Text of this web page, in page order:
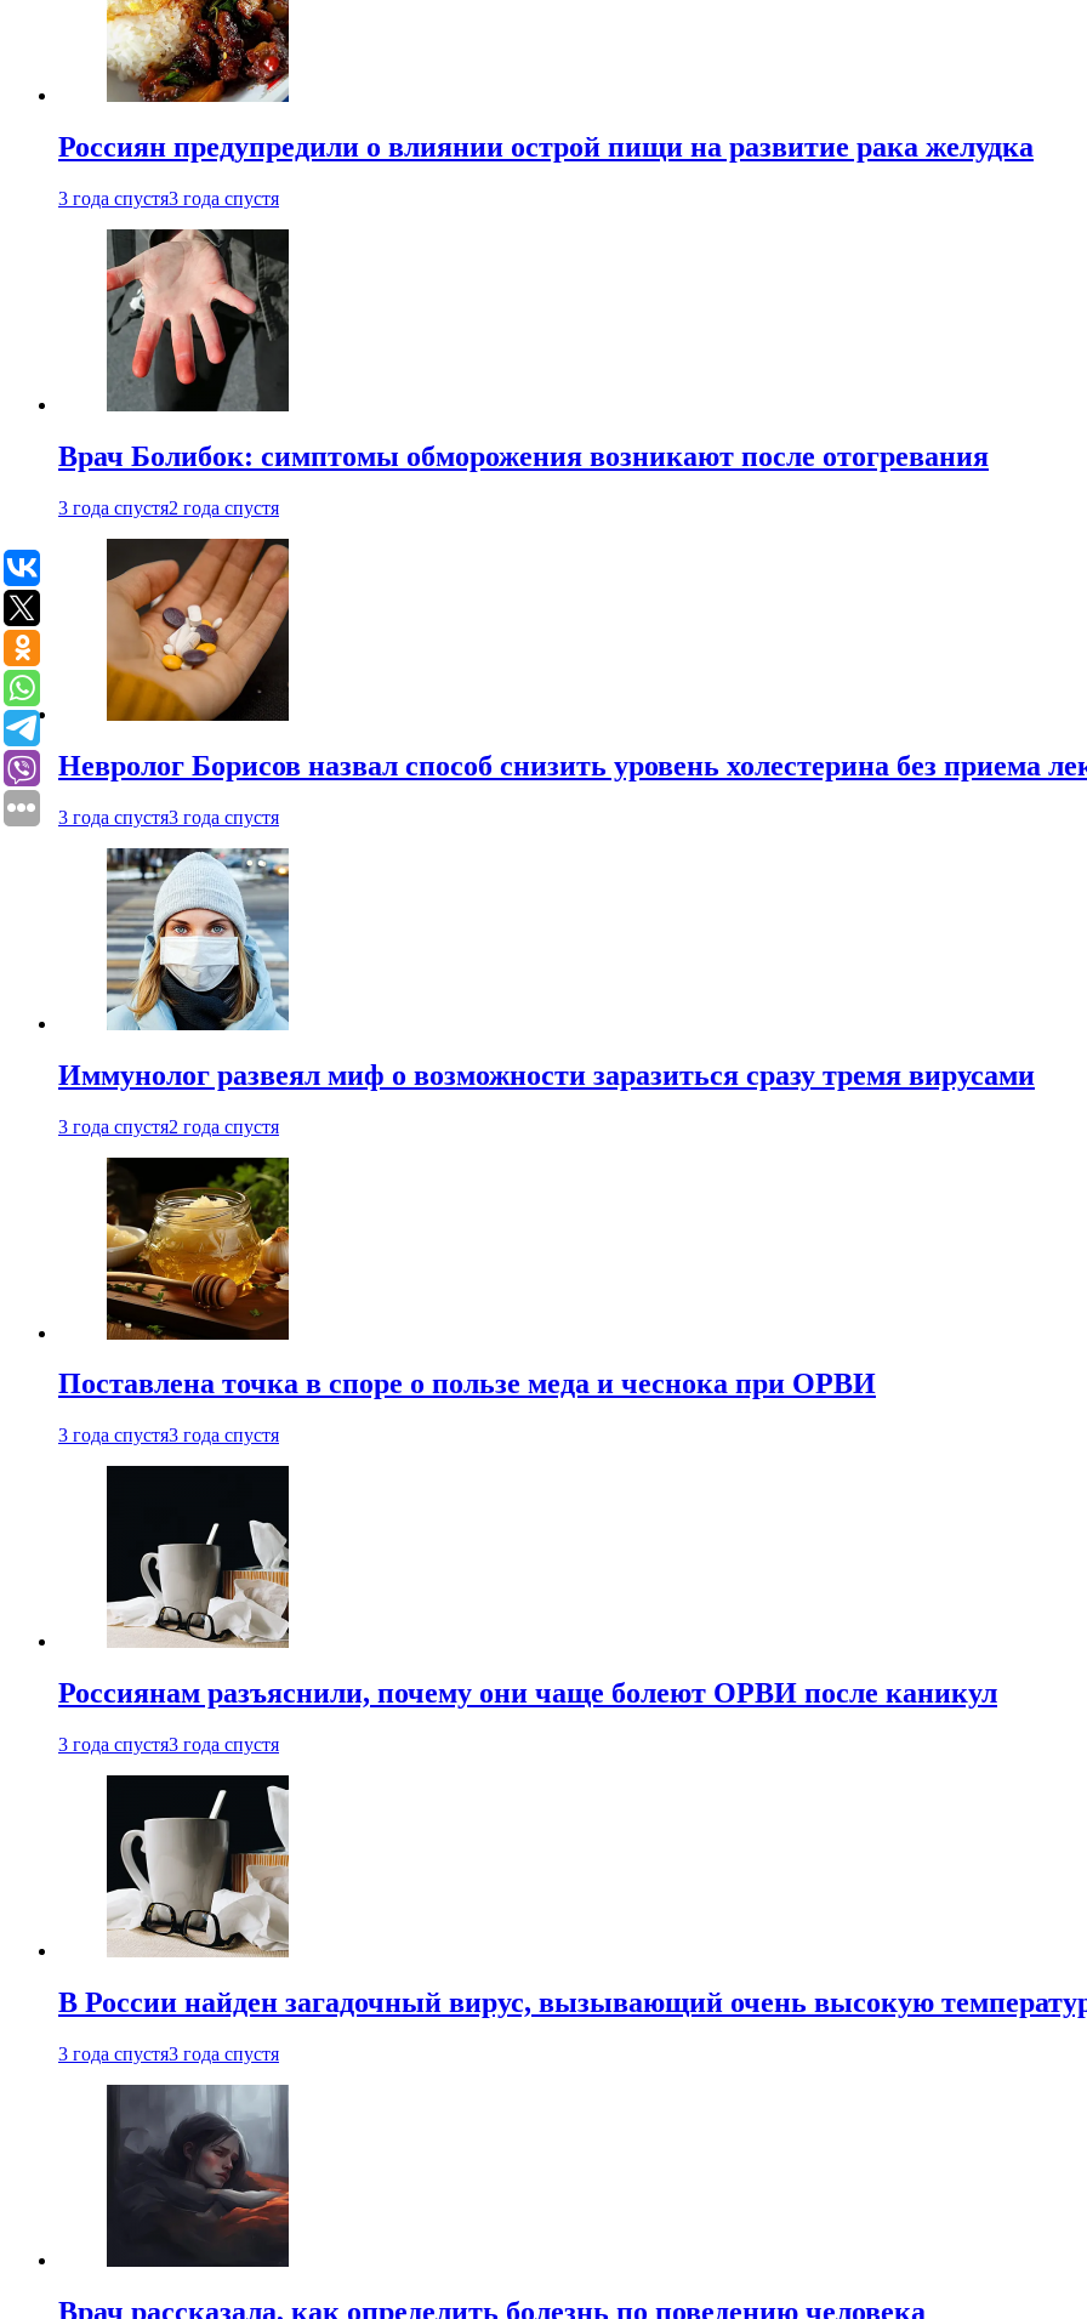
Россиян предупредили о влиянии острой пищи на развитие рака желудка
3 года спустя3 года спустя
Врач Болибок: симптомы обморожения возникают после отогревания
3 года спустя2 года спустя
Невролог Борисов назвал способ снизить уровень холестерина без приема
3 года спустя3 года спустя
Иммунолог развеял миф о возможности заразиться сразу тремя вирусами
3 года спустя2 года спустя
Поставлена точка в споре о пользе меда и чеснока при ОРВИ
3 года спустя3 года спустя
Россиянам разъяснили, почему они чаще болеют ОРВИ после каникул
3 года спустя3 года спустя
В России найден загадочный вирус, вызывающий очень высокую
3 года спустя3 года спустя
Врач рассказала, как определить болезнь по поведению человека